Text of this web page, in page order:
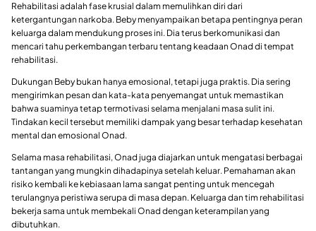
Rehabilitasi adalah fase krusial dalam memulihkan diri dari
ketergantungan narkoba. Beby menyampaikan betapa pentingnya peran
keluarga dalam mendukung proses ini. Dia terus berkomunikasi dan
mencari tahu perkembangan terbaru tentang keadaan Onad di tempat
rehabilitasi.
Dukungan Beby bukan hanya emosional, tetapi juga praktis. Dia sering
mengirimkan pesan dan kata-kata penyemangat untuk memastikan
bahwa suaminya tetap termotivasi selama menjalani masa sulit ini.
Tindakan kecil tersebut memiliki dampak yang besar terhadap kesehatan
mental dan emosional Onad.
Selama masa rehabilitasi, Onad juga diajarkan untuk mengatasi berbagai
tantangan yang mungkin dihadapinya setelah keluar. Pemahaman akan
risiko kembali ke kebiasaan lama sangat penting untuk mencegah
terulangnya peristiwa serupa di masa depan. Keluarga dan tim rehabilitasi
bekerja sama untuk membekali Onad dengan keterampilan yang
dibutuhkan.